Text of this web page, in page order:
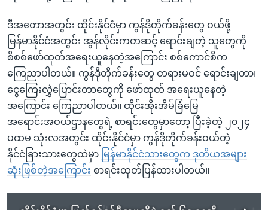
ဒီအတောအတွင်း ထိုင်းနိုင်ငံမှာ ကွန်ဒိုတိုက်ခန်းတွေ ဝယ်ဖို့
မြန်မာနိုင်ငံအတွင်း အွန်လိုင်းကတဆင့် ရောင်းချတဲ့ သူတွေကို
စိစစ်ဖော်ထုတ်အရေးယူနေတဲ့အကြောင်း စစ်ကောင်စီက
ကြေညာပါတယ်။ ကွန်ဒိုတိုက်ခန်းတွေ တရားမဝင် ရောင်းချတာ၊
ငွေကြေးလွှဲပြောင်းတာတွေကို ဖော်ထုတ် အရေးယူနေတဲ့
အကြောင်း ကြေညာပါတယ်။ ထိုင်းအိုးအိမ်ခြံမြေ
အရောင်းအဝယ်ဌာနတွေရဲ့ စာရင်းတွေမှာတော့ ပြီးခဲ့တဲ့ ၂၀၂၄
ပထမ သုံးလအတွင်း ထိုင်းနိုင်ငံမှာ ကွန်ဒိုတိုက်ခန်းဝယ်တဲ့
နိုင်ငံခြားသားတွေထဲမှာ မြန်မာနိုင်ငံသားတွေက ဒုတိယအများ
ဆုံးဖြစ်တဲ့အကြောင်း စာရင်းထုတ်ပြန်ထားပါတယ်။